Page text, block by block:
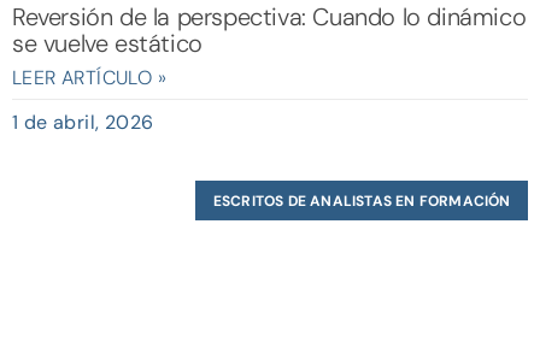
Reversión de la perspectiva: Cuando lo dinámico
se vuelve estático
LEER ARTÍCULO »
1 de abril, 2026
ESCRITOS DE ANALISTAS EN FORMACIÓN